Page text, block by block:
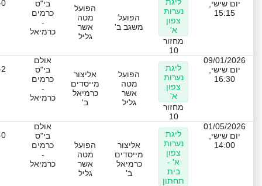
יום שישי,
15:15
נערות
צפון
א'
מחזור
10
הפועל
משגב ב'
הפועל
מטה
אשר
גליל
בי"ס
כרמים
-
כרמיאל
09/01/2026
יום שישי,
16:30
ליגת
נערות
צפון
א'
מחזור
10
הפועל
מטה
אשר
גליל
אליצור
מייסדים
כרמיאל
ב'
אולם
בי"ס
כרמים
-
כרמיאל
01/05/2026
יום שישי,
14:00
ליגת
נערות
צפון
א' -
בית
תחתון
אליצור
מייסדים
כרמיאל
ב'
הפועל
מטה
אשר
גליל
אולם
בי"ס
כרמים
-
כרמיאל